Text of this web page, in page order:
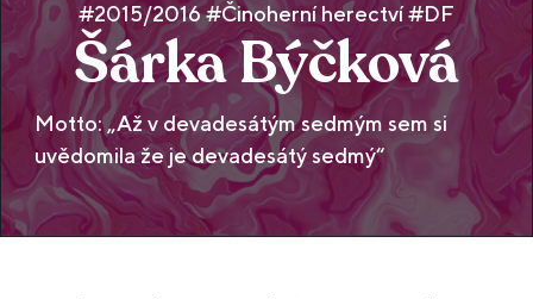
#2015/2016 #Činoherní herectví #DF
Šárka Býčková
Motto: „Až v devadesátým sedmým sem si
uvědomila že je devadesátý sedmý“